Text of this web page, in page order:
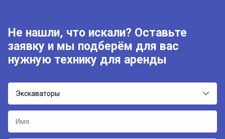
Не нашли, что искали? Оставьте
заявку и мы подберём для вас
нужную технику для аренды
Экскаваторы